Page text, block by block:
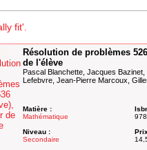
fit'.
Résolution de problèmes
de l'élève
Pascal Blanchette, Jacques Bazinet,
Lefebvre, Jean-Pierre Marcoux,
Matière :
Mathématique
Niveau :
Secondaire